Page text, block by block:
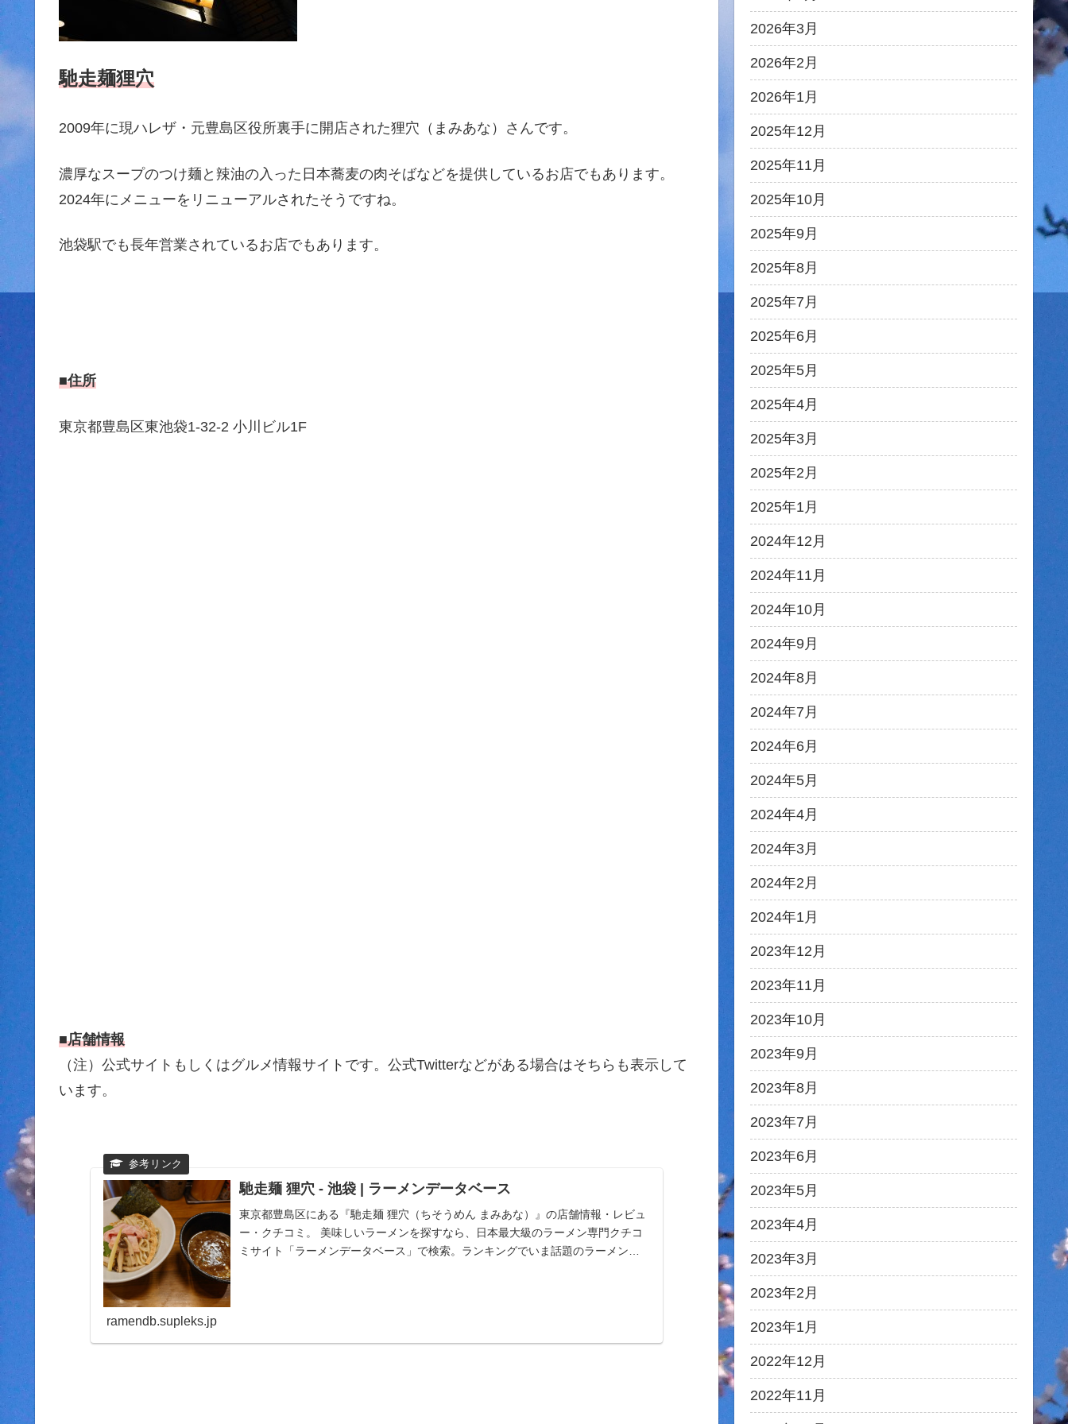
馳走麺狸穴
2009年に現ハレザ・元豊島区役所裏手に開店された狸穴（まみあな）さんです。
濃厚なスープのつけ麺と辣油の入った日本蕎麦の肉そばなどを提供しているお店でもあります。
2024年にメニューをリニューアルされたそうですね。
池袋駅でも長年営業されているお店でもあります。
■住所
東京都豊島区東池袋1-32-2 小川ビル1F
■店舗情報
（注）公式サイトもしくはグルメ情報サイトです。公式Twitterなどがある場合はそちらも表示して
います。
馳走麺 狸穴 - 池袋 | ラーメンデータベース
東京都豊島区にある『馳走麺 狸穴（ちそうめん まみあな）』の店舗情報・レビュ
ー・クチコミ。 美味しいラーメンを探すなら、日本最大級のラーメン専門クチコ
ミサイト「ラーメンデータベース」で検索。ランキングでいま話題のラーメン店
ramendb.supleks.jp
2026年3月
2026年2月
2026年1月
2025年12月
2025年11月
2025年10月
2025年9月
2025年8月
2025年7月
2025年6月
2025年5月
2025年4月
2025年3月
2025年2月
2025年1月
2024年12月
2024年11月
2024年10月
2024年9月
2024年8月
2024年7月
2024年6月
2024年5月
2024年4月
2024年3月
2024年2月
2024年1月
2023年12月
2023年11月
2023年10月
2023年9月
2023年8月
2023年7月
2023年6月
2023年5月
2023年4月
2023年3月
2023年2月
2023年1月
2022年12月
2022年11月